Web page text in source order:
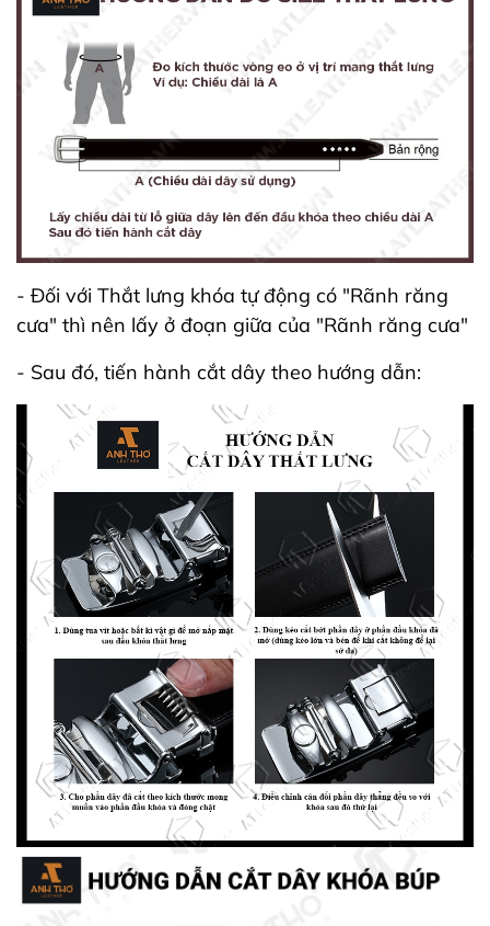
- Đối với Thắt lưng khóa tự động có "Rãnh răng
cưa" thì nên lấy ở đoạn giữa của "Rãnh răng cưa"
- Sau đó, tiến hành cắt dây theo hướng dẫn: